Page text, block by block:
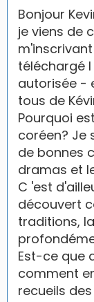
Bonjour
je viens de
téléchargé l
autorisée -
tous de
Pourquoi
coréen? Je
de bonnes
dramas et
C 'est
découvert
traditions,
Est-ce que
comment
recueils